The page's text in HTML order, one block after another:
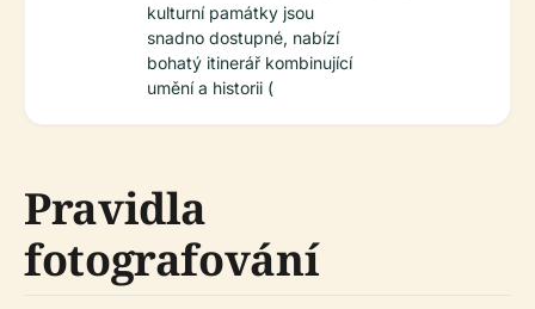
kulturní památky jsou
snadno dostupné, nabízí
bohatý itinerář kombinující
umění a historii (
Pravidla
fotografování